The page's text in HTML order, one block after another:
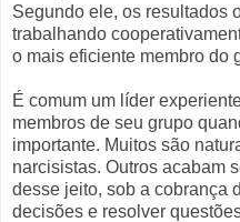
Segundo ele, os resultados
trabalhando
o mais eficiente membro do
É comum um líder
membros de seu grupo
importante. Muitos são
narcisistas. Outros acabam
desse jeito, sob a cobrança
decisões e resolver